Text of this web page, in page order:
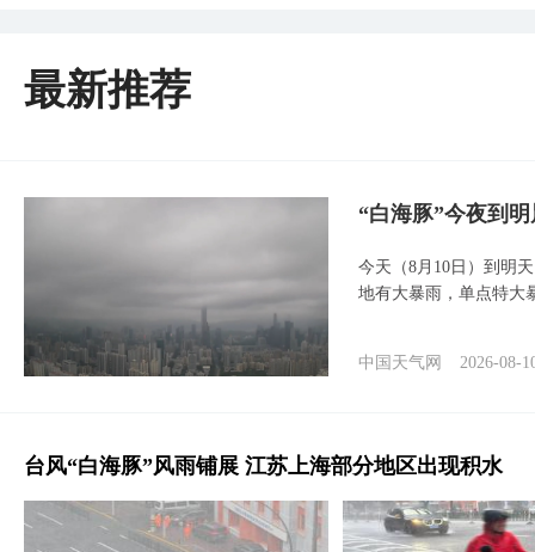
最新推荐
“白海豚”今夜到
今天（8月10日）到明
地有大暴雨，单点特大
中国天气网 2026-08-
台风“白海豚”风雨铺展 江苏上海部分地区出现积水